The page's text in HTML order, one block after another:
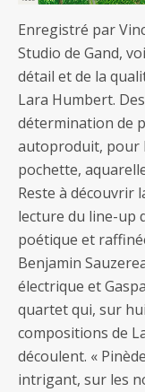
Enregistré par
Studio de Gand,
détail et de la
Lara Humbert.
détermination de
autoproduit, pour
pochette,
Reste à découvrir
lecture du line-up
poétique et
Benjamin
électrique et
quartet qui, sur
compositions de
découlent. «
intrigant, sur les